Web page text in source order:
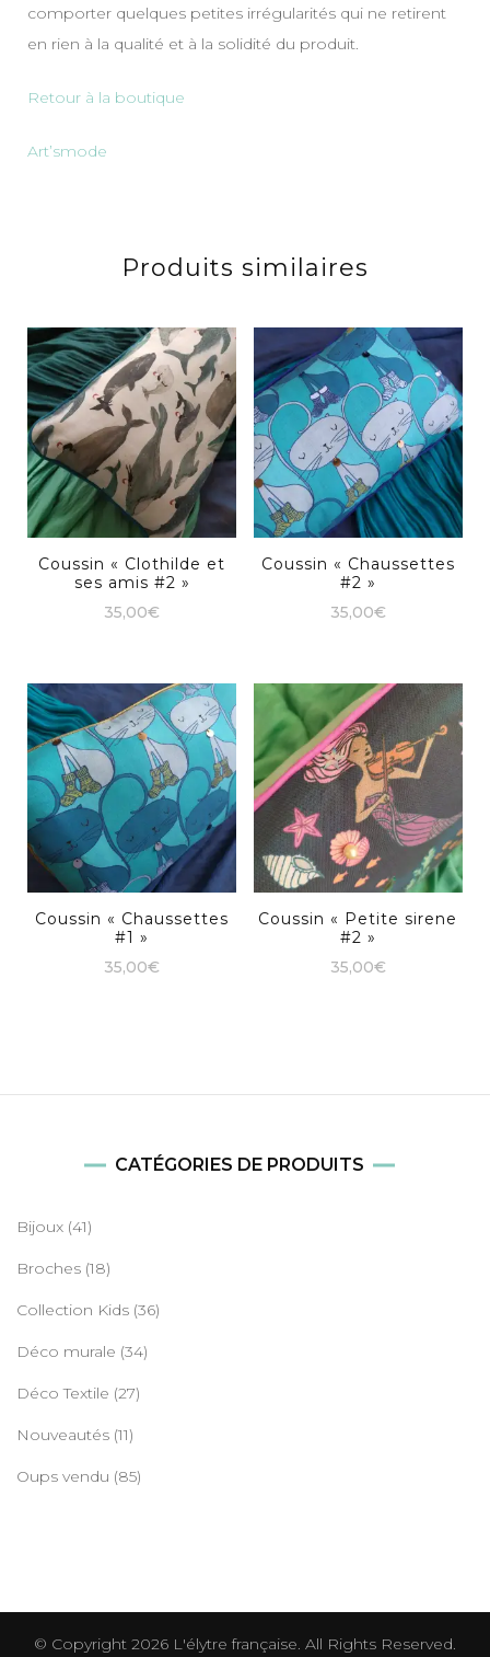
comporter quelques petites irrégularités qui ne retirent
en rien à la qualité et à la solidité du produit.
Retour à la boutique
Art’smode
Produits similaires
Coussin « Clothilde et
ses amis #2 »
35,00€
Coussin « Chaussettes
#2 »
35,00€
Coussin « Chaussettes
#1 »
35,00€
Coussin « Petite sirene
#2 »
35,00€
CATÉGORIES DE PRODUITS
Bijoux (41)
Broches (18)
Collection Kids (36)
Déco murale (34)
Déco Textile (27)
Nouveautés (11)
Oups vendu (85)
© Copyright 2026 L'élytre française. All Rights Reserved.